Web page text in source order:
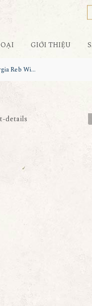
GIỚI THIỆU
Rượu vang Georgia Reb Wines S143